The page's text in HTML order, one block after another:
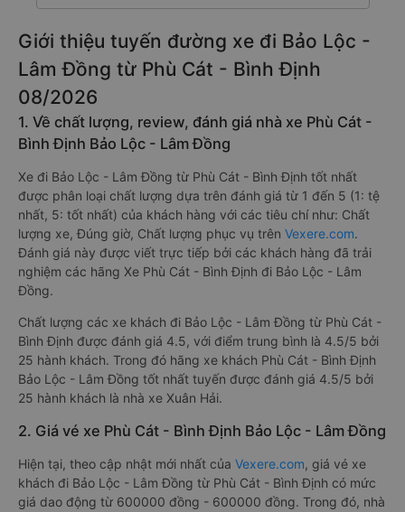
Giới thiệu tuyến đường xe đi Bảo Lộc -
Lâm Đồng từ Phù Cát - Bình Định
08/2026
1. Về chất lượng, review, đánh giá nhà xe Phù Cát -
Bình Định Bảo Lộc - Lâm Đồng
Xe đi Bảo Lộc - Lâm Đồng từ Phù Cát - Bình Định tốt nhất
được phân loại chất lượng dựa trên đánh giá từ 1 đến 5 (1: tệ
nhất, 5: tốt nhất) của khách hàng với các tiêu chí như: Chất
lượng xe, Đúng giờ, Chất lượng phục vụ trên Vexere.com.
Đánh giá này được viết trực tiếp bởi các khách hàng đã trải
nghiệm các hãng Xe Phù Cát - Bình Định đi Bảo Lộc - Lâm
Đồng.
Chất lượng các xe khách đi Bảo Lộc - Lâm Đồng từ Phù Cát -
Bình Định được đánh giá 4.5, với điểm trung bình là 4.5/5 bởi
25 hành khách. Trong đó hãng xe khách Phù Cát - Bình Định
Bảo Lộc - Lâm Đồng tốt nhất tuyến được đánh giá 4.5/5 bởi
25 hành khách là nhà xe Xuân Hải.
2. Giá vé xe Phù Cát - Bình Định Bảo Lộc - Lâm Đồng
Hiện tại, theo cập nhật mới nhất của Vexere.com, giá vé xe
khách đi Bảo Lộc - Lâm Đồng từ Phù Cát - Bình Định có mức
giá dao động từ 600000 đồng - 600000 đồng. Trong đó, nhà